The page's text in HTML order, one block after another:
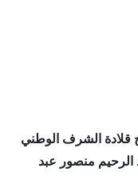
) : مراسم منح قلادة الشرف الوطني
منصور عبد